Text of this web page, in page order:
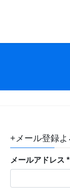
+メール登録
メールアドレス*